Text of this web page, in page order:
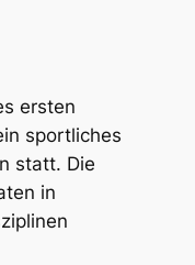
ersten
sportliches
statt. Die
in